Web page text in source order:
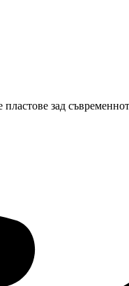
зад